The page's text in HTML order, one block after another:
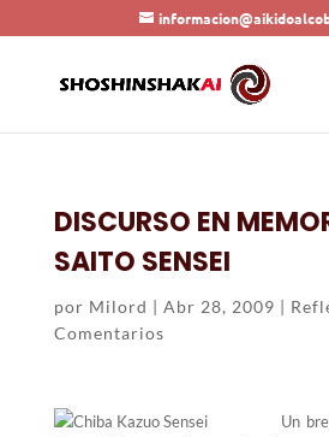
DISCURSO EN
SAITO SENSEI
por Milord | Abr 28, 2009 |
Comentarios
Un